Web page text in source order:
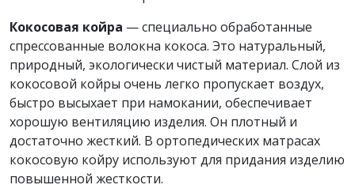
Кокосовая койра — специально обработанные
спрессованные волокна кокоса. Это натуральный,
природный, экологически чистый материал. Слой из
кокосовой койры очень легко пропускает воздух,
быстро высыхает при намокании, обеспечивает
хорошую вентиляцию изделия. Он плотный и
достаточно жесткий. В ортопедических матрасах
кокосовую койру используют для придания изделию
повышенной жесткости.